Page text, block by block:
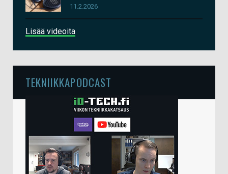
11.2.2026
Lisää videoita
TEKNIIKKAPODCAST